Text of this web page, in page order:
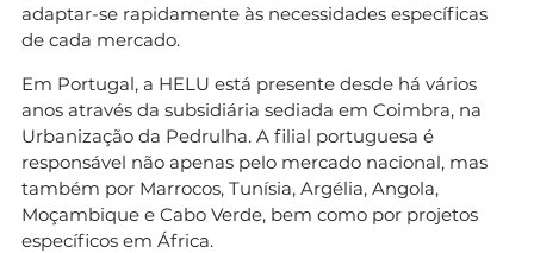
adaptar-se rapidamente às necessidades específicas
de cada mercado.
Em Portugal, a HELU está presente desde há vários
anos através da subsidiária sediada em Coimbra, na
Urbanização da Pedrulha. A filial portuguesa é
responsável não apenas pelo mercado nacional, mas
também por Marrocos, Tunísia, Argélia, Angola,
Moçambique e Cabo Verde, bem como por projetos
específicos em África.